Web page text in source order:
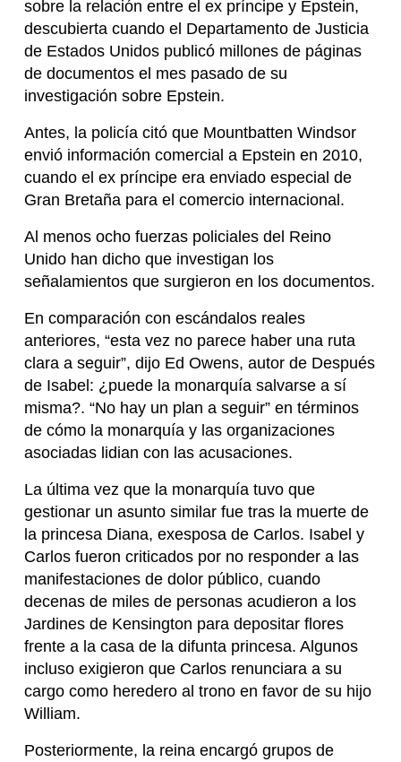
sobre la relación entre el ex príncipe y Epstein,
descubierta cuando el Departamento de Justicia
de Estados Unidos publicó millones de páginas
de documentos el mes pasado de su
investigación sobre Epstein.
Antes, la policía citó que Mountbatten Windsor
envió información comercial a Epstein en 2010,
cuando el ex príncipe era enviado especial de
Gran Bretaña para el comercio internacional.
Al menos ocho fuerzas policiales del Reino
Unido han dicho que investigan los
señalamientos que surgieron en los documentos.
En comparación con escándalos reales
anteriores, “esta vez no parece haber una ruta
clara a seguir”, dijo Ed Owens, autor de Después
de Isabel: ¿puede la monarquía salvarse a sí
misma?. “No hay un plan a seguir” en términos
de cómo la monarquía y las organizaciones
asociadas lidian con las acusaciones.
La última vez que la monarquía tuvo que
gestionar un asunto similar fue tras la muerte de
la princesa Diana, exesposa de Carlos. Isabel y
Carlos fueron criticados por no responder a las
manifestaciones de dolor público, cuando
decenas de miles de personas acudieron a los
Jardines de Kensington para depositar flores
frente a la casa de la difunta princesa. Algunos
incluso exigieron que Carlos renunciara a su
cargo como heredero al trono en favor de su hijo
William.
Posteriormente, la reina encargó grupos de